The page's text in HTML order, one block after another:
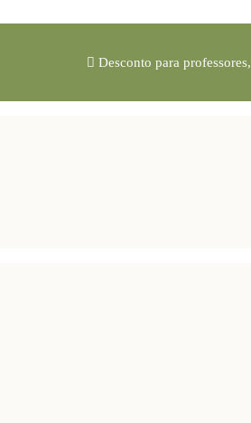
Desconto para professores,